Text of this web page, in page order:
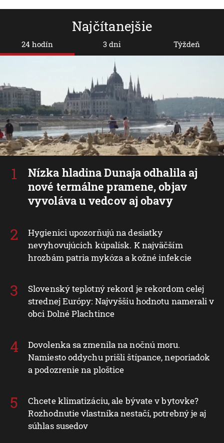
Najčítanejšie
24 hodín
Nízka hladina Dunaja odhalila aj
nové termálne pramene, objav
vyvoláva u vedcov aj obavy
Hygienici upozorňujú na desiatky
nevyhovujúcich kúpalísk. K najväčším
hrozbám patria mykóza a kožné infekcie
Slovenský teplotný rekord je rekordom celej
strednej Európy: Najvyššiu hodnotu namerali v
obci Dolné Plachtince
Dovolenka sa zmenila na nočnú moru.
Namiesto oddychu prišli štípance, neporiadok
a podozrenie na ploštice
Chcete klimatizáciu, ale bývate v bytovke?
Rozhodnutie vlastníka nestačí, potrebný je aj
súhlas susedov
3 dni Týždeň